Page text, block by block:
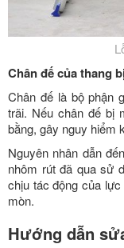
Chân đế của thang
Chân đế là bộ phận
trãi. Nếu chân đế bị
bằng, gây nguy hiểm
Nguyên nhân dẫn
nhôm rút đã qua sử
chịu tác động của
mòn.
Hướng dẫn